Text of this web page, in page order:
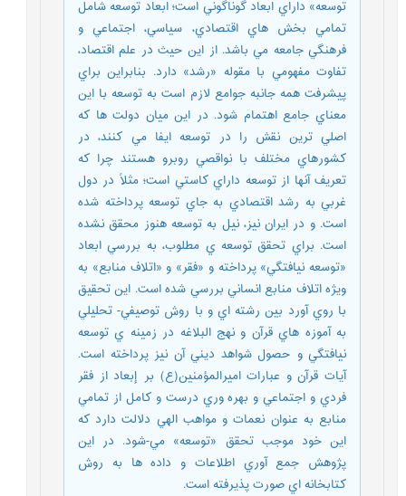
توسعه» داراي ابعاد گوناگوني است؛ ابعاد توسعه شامل
تمامي بخش هاي اقتصادي، سياسي، اجتماعي و
فرهنگي جامعه مي باشد. از اين حيث در علم اقتصاد،
تفاوت مفهومي با مقوله «رشد» دارد. بنابراين براي
پيشرفت همه جانبه جوامع لازم است به توسعه با اين
معناي جامع اهتمام شود. در اين ميان دولت ها که
اصلي ترين نقش را در توسعه ايفا مي کنند، در
کشورهاي مختلف با نواقصي روبرو هستند چرا که
تعريف آنها از توسعه داراي کاستي است؛ مثلاً در دول
غربي به رشد اقتصادي به جاي توسعه پرداخته شده
است. و در ايران نيز، نيل به توسعه هنوز محقق نشده
است. براي تحقق توسعه ي مطلوب، به بررسي ابعاد
«توسعه نيافتگي» پرداخته و «فقر» و «اتلاف منابع» به
ويژه اتلاف منابع انساني بررسي شده است. اين تحقيق
با روي آورد بين رشته اي و با روش توصيفي- تحليلي
به آموزه هاي قرآن و نهج البلاغه در زمينه ي توسعه
نيافتگي و حصول شواهد ديني آن نيز پرداخته است.
آيات قرآن و عبارات اميرالمؤمنين(ع) بر إبعاد از فقر
فردي و اجتماعي و بهره وري درست و کامل از تمامي
منابع به عنوان نعمات و مواهب الهي دلالت دارد که
اين خود موجب تحقق «توسعه» مي-شود. در اين
پژوهش جمع آوري اطلاعات و داده ها به روش
کتابخانه اي صورت پذيرفته است.